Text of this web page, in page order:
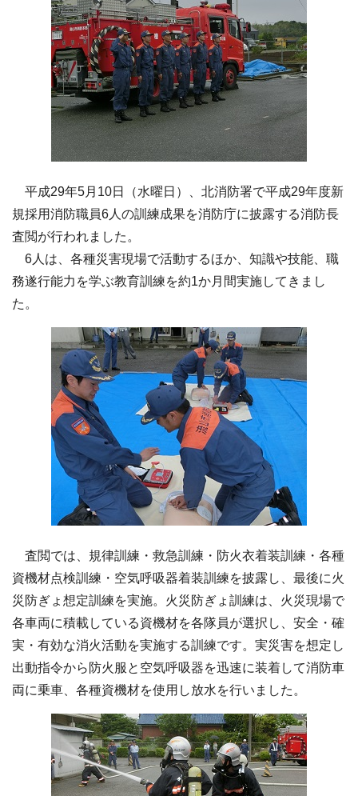
平成29年5月10日（水曜日）、北消防署で平成29年度新
規採用消防職員6人の訓練成果を消防庁に披露する消防長
査閲が行われました。
6人は、各種災害現場で活動するほか、知識や技能、職
務遂行能力を学ぶ教育訓練を約1か月間実施してきまし
た。
査閲では、規律訓練・救急訓練・防火衣着装訓練・各種
資機材点検訓練・空気呼吸器着装訓練を披露し、最後に火
災防ぎょ想定訓練を実施。火災防ぎょ訓練は、火災現場で
各車両に積載している資機材を各隊員が選択し、安全・確
実・有効な消火活動を実施する訓練です。実災害を想定し
出動指令から防火服と空気呼吸器を迅速に装着して消防車
両に乗車、各種資機材を使用し放水を行いました。